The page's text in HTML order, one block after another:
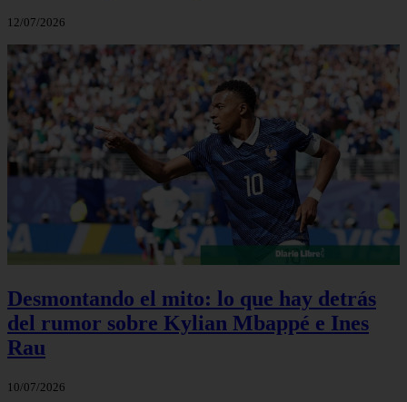
12/07/2026
Desmontando el mito: lo que hay detrás
del rumor sobre Kylian Mbappé e Ines
Rau
10/07/2026